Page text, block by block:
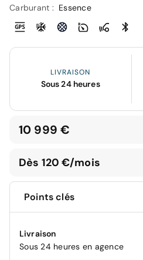
Carburant : Essence
LIVRAISON
Sous 24 heures
10 999 €
Dès 120 €/mois
Points clés
Livraison
Sous 24 heures en agence